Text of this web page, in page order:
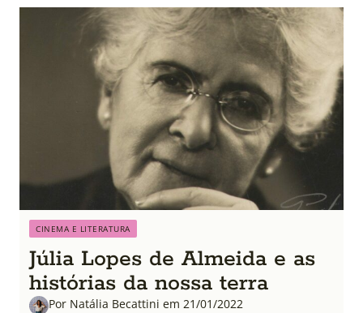
CINEMA E LITERATURA
Júlia Lopes de Almeida e as
histórias da nossa terra
Por Natália Becattini em 21/01/2022